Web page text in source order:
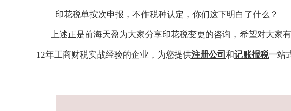
印花税单按次申报，不作税种认定，你们这下明白了什么？
上述正是前海天盈为大家分享印花税变更的咨询 ， 希望对大家
12年工商财税实战经验的企业，为您提供注册公司 和记账报税一站